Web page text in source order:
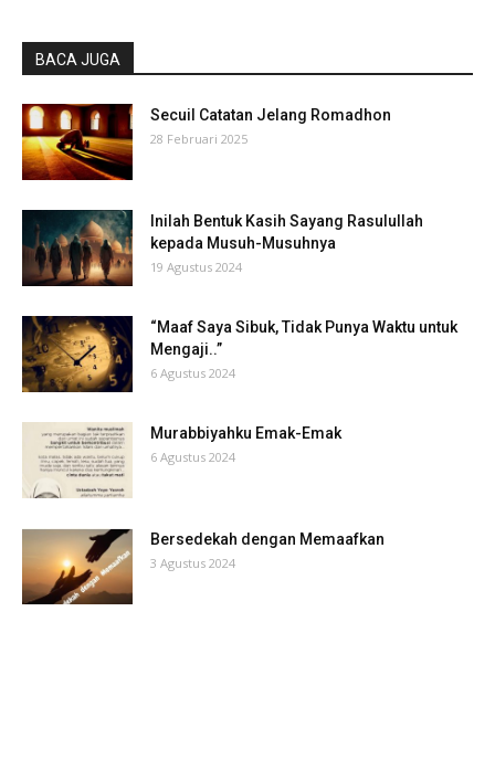
BACA JUGA
Secuil Catatan Jelang Romadhon
28 Februari 2025
Inilah Bentuk Kasih Sayang Rasulullah
kepada Musuh-Musuhnya
19 Agustus 2024
“Maaf Saya Sibuk, Tidak Punya Waktu untuk
Mengaji..”
6 Agustus 2024
Murabbiyahku Emak-Emak
6 Agustus 2024
Bersedekah dengan Memaafkan
3 Agustus 2024